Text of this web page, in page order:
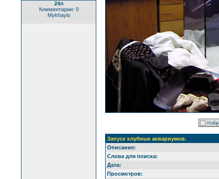
24л
Комментарии: 0
Mykhaylo
Запуск клубных аквариумов.
Описание:
Слова для поиска:
Дата:
Просмотров: